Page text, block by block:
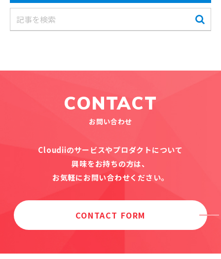
CONTACT
お問い合わせ
Cloudiiのサービスやプロダクトについて
興味をお持ちの方は、
お気軽にお問い合わせください。
CONTACT FORM